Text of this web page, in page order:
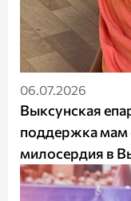
06.07.2026
Выксунская
поддержка мам
милосердия в